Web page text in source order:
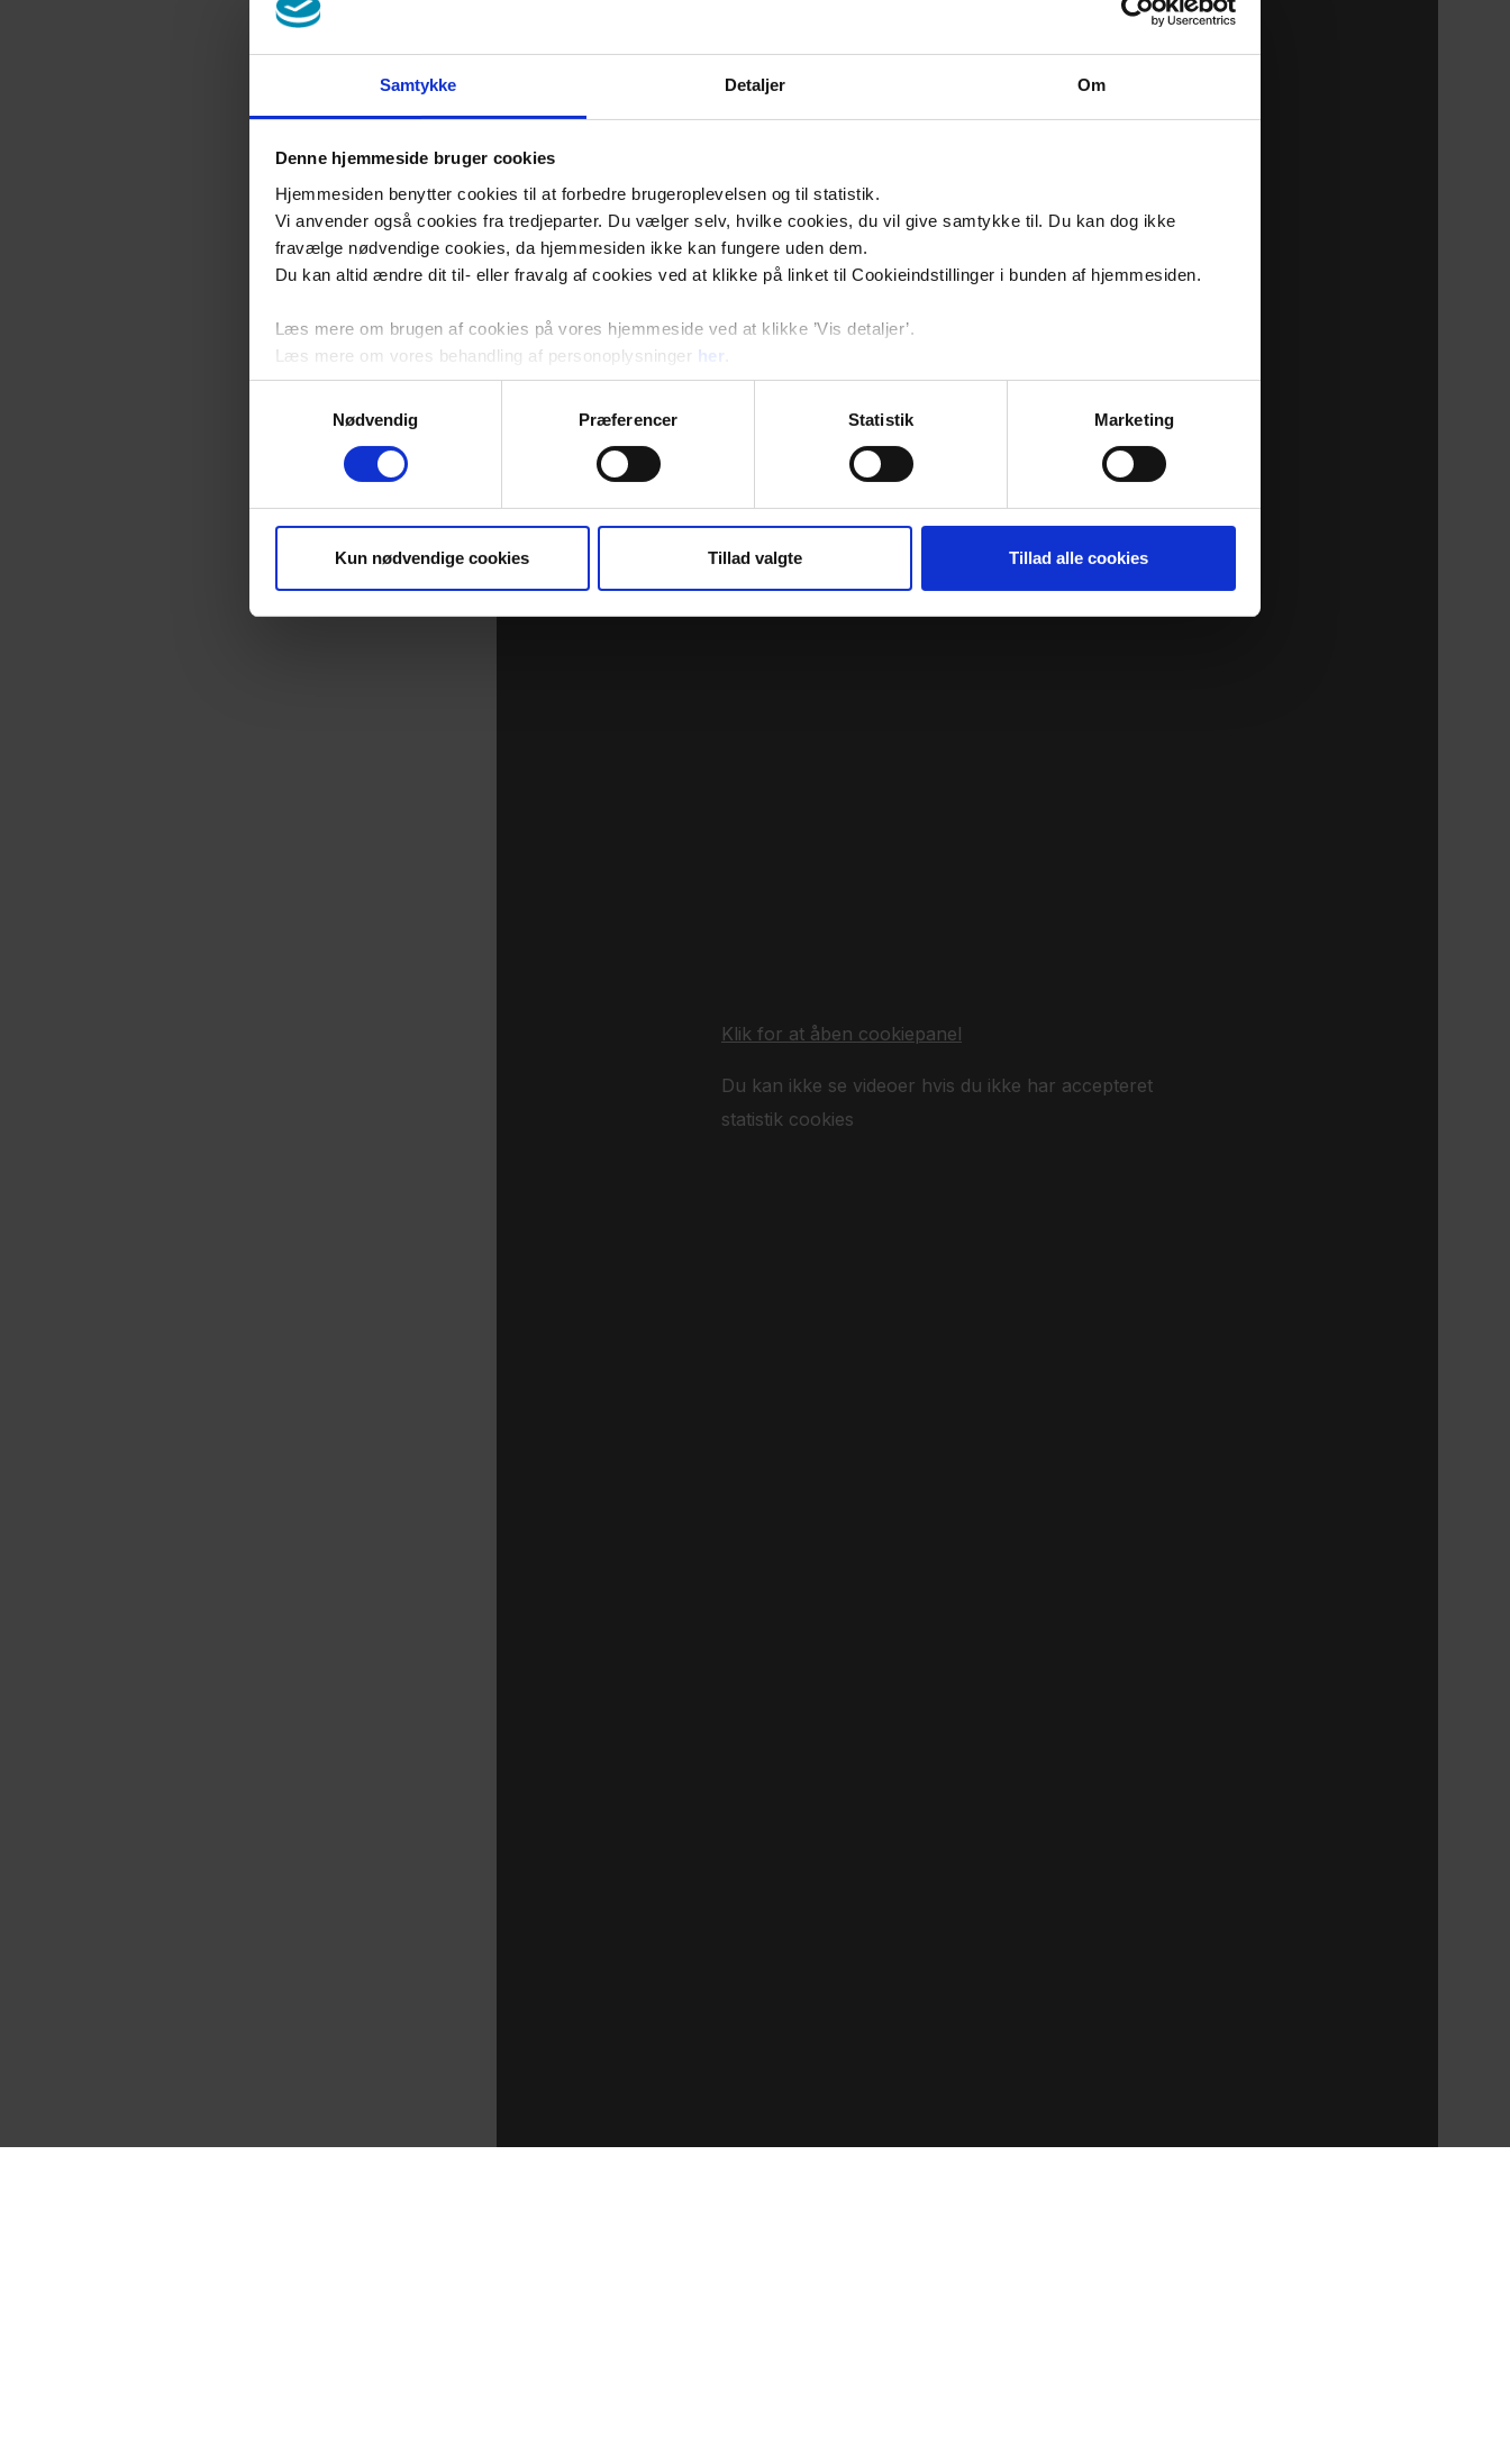
Samtykke Detaljer Om
Denne hjemmeside bruger cookies
Hjemmesiden benytter cookies til at forbedre brugeroplevelsen og til statistik.
Vi anvender også cookies fra tredjeparter. Du vælger selv, hvilke cookies, du vil give samtykke til. Du kan dog ikke
fravælge nødvendige cookies, da hjemmesiden ikke kan fungere uden dem.
Du kan altid ændre dit til- eller fravalg af cookies ved at klikke på linket til Cookieindstillinger i bunden af hjemmesiden.
Læs mere om brugen af cookies på vores hjemmeside ved at klikke ’Vis detaljer’.
Læs mere om vores behandling af personoplysninger her
Nødvendig
Præferencer Statistik Marketing
Kun nødvendige cookies Tillad valgte Tillad alle cookies
Klik for at åben cookiepanel
Du kan ikke se videoer hvis du ikke har accepteret
statistik cookies